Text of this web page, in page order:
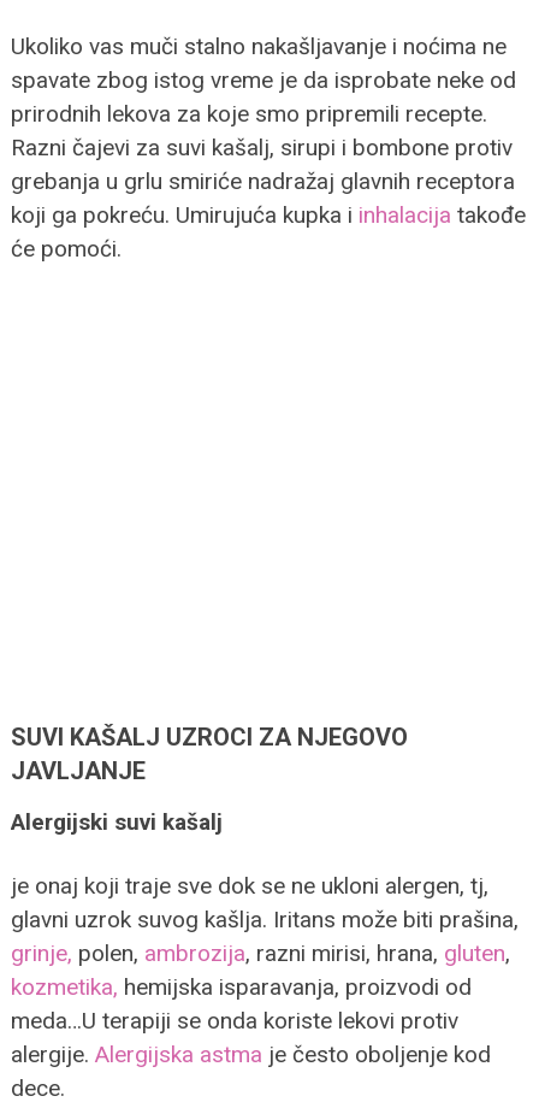
Ukoliko vas muči stalno nakašljavanje i noćima ne
spavate zbog istog vreme je da isprobate neke od
prirodnih lekova za koje smo pripremili recepte.
Razni čajevi za suvi kašalj, sirupi i bombone protiv
grebanja u grlu smiriće nadražaj glavnih receptora
koji ga pokreću. Umirujuća kupka i inhalacija takođe
će pomoći.
SUVI KAŠALJ UZROCI ZA NJEGOVO
JAVLJANJE
Alergijski suvi kašalj
je onaj koji traje sve dok se ne ukloni alergen, tj,
glavni uzrok suvog kašlja. Iritans može biti prašina,
grinje, polen, ambrozija, razni mirisi, hrana, gluten,
kozmetika, hemijska isparavanja, proizvodi od
meda…U terapiji se onda koriste lekovi protiv
alergije. Alergijska astma je često oboljenje kod
dece.